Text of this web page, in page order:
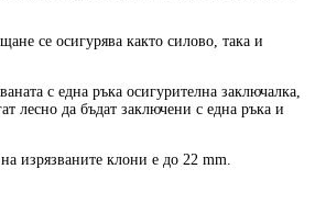
се осигурява както силово, така и
с една ръка осигурителна заключалка,
лесно да бъдат заключени с една ръка и
изрязваните клони е до 22 mm.